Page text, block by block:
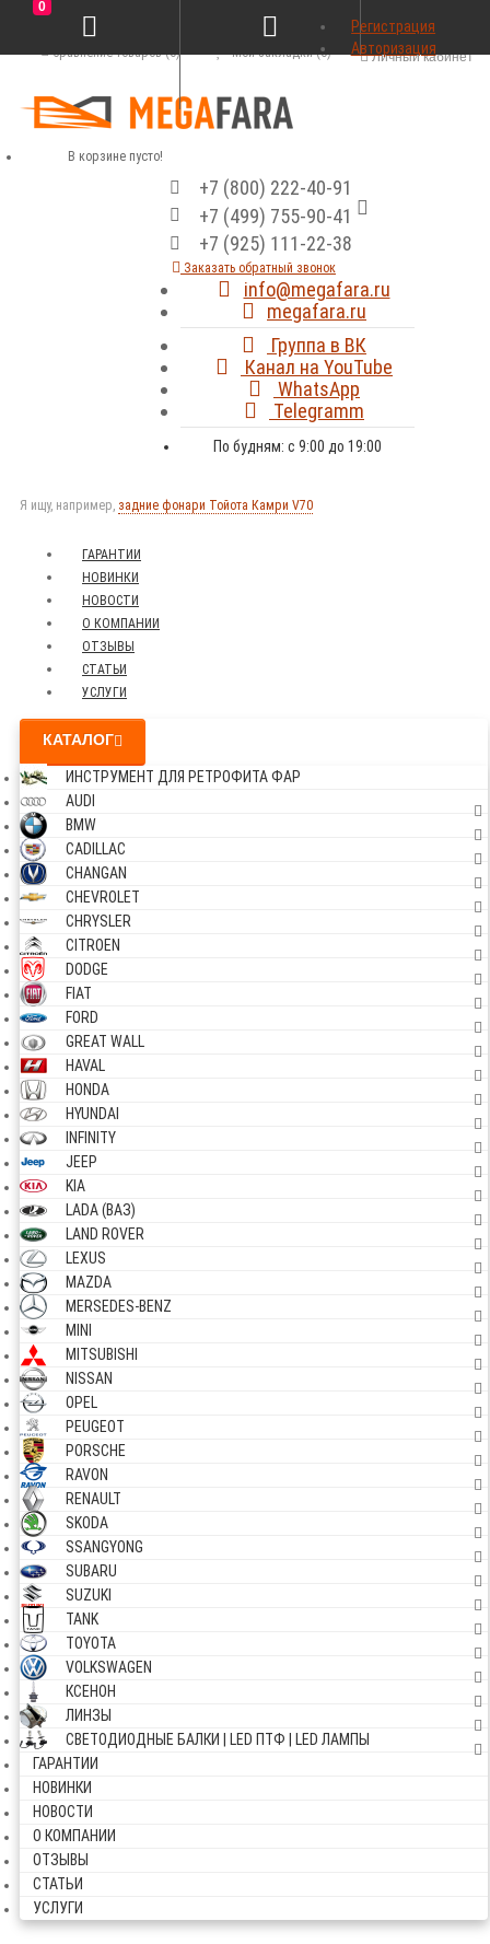
Личный кабинет
Мои закладки (0)
Сравнение товаров (0)
+7 (800) 222-40-91
+7 (499) 755-90-41
+7 (925) 111-22-38
Заказать обратный звонок
info@megafara.ru
megafara.ru
Группа в ВК
Канал на YouTube
WhatsApp
Telegramm
По будням: с 9:00 до 19:00
Я ищу, например, задние фонари Тойота Камри V70
Регистрация
Авторизация
0
В корзине пусто!
ГАРАНТИИ
НОВИНКИ
НОВОСТИ
О КОМПАНИИ
ОТЗЫВЫ
СТАТЬИ
УСЛУГИ
КАТАЛОГ
ИНСТРУМЕНТ ДЛЯ РЕТРОФИТА ФАР
AUDI
BMW
CADILLAC
CHANGAN
CHEVROLET
CHRYSLER
CITROEN
DODGE
FIAT
FORD
GREAT WALL
HAVAL
HONDA
HYUNDAI
INFINITY
JEEP
KIA
LADA (ВАЗ)
LAND ROVER
LEXUS
MAZDA
MERSEDES-BENZ
MINI
MITSUBISHI
NISSAN
OPEL
PEUGEOT
PORSCHE
RAVON
RENAULT
SKODA
SSANGYONG
SUBARU
SUZUKI
TANK
TOYOTA
VOLKSWAGEN
КСЕНОН
ЛИНЗЫ
СВЕТОДИОДНЫЕ БАЛКИ | LED ПТФ | LED ЛАМПЫ
ГАРАНТИИ
НОВИНКИ
НОВОСТИ
О КОМПАНИИ
ОТЗЫВЫ
СТАТЬИ
УСЛУГИ